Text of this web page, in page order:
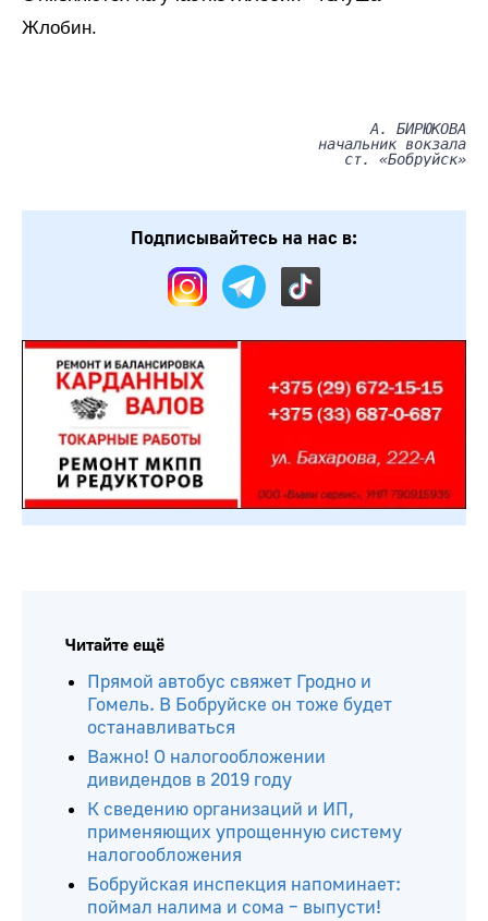
Жлобин.
А. БИРЮКОВА
начальник вокзала
ст. «Бобруйск»
Подписывайтесь на нас в:
Читайте ещё
Прямой автобус свяжет Гродно и
Гомель. В Бобруйске он тоже будет
останавливаться
Важно! О налогообложении
дивидендов в 2019 году
К сведению организаций и ИП,
применяющих упрощенную систему
налогообложения
Бобруйская инспекция напоминает:
поймал налима и сома – выпусти!